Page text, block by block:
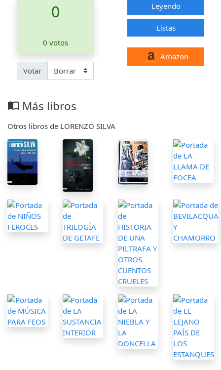
0
0 votos
Votar
Leyendo
Listas
Amazon
import_contacts Más libros
Otros libros de LORENZO SILVA